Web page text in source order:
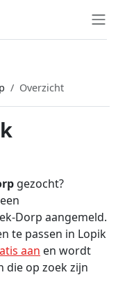
Overzicht
gezocht?
Dorp aangemeld.
te passen in Lopik
aan en wordt
die op zoek zijn